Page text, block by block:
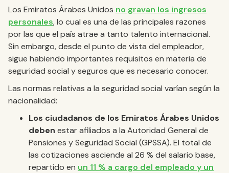
Los Emiratos Árabes Unidos no gravan los ingresos
personales, lo cual es una de las principales razones
por las que el país atrae a tanto talento internacional.
Sin embargo, desde el punto de vista del empleador,
sigue habiendo importantes requisitos en materia de
seguridad social y seguros que es necesario conocer.
Las normas relativas a la seguridad social varían según la
nacionalidad:
Los ciudadanos de los Emiratos Árabes Unidos
deben estar afiliados a la Autoridad General de
Pensiones y Seguridad Social (GPSSA). El total de
las cotizaciones asciende al 26 % del salario base,
repartido en un 11 % a cargo del empleado y un